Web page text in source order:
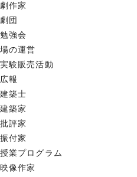
劇作家
劇団
勉強会
場の運営
実験販売活動
広報
建築士
建築家
批評家
振付家
授業プログラム
映像作家